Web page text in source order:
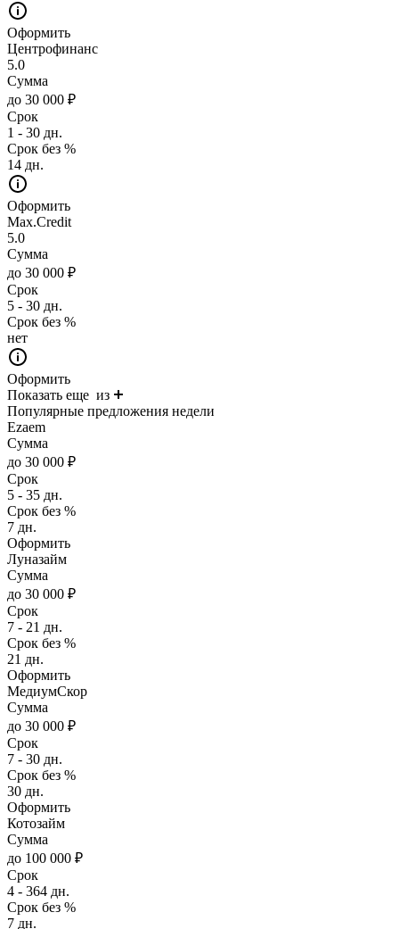
Оформить
Центрофинанс
5.0
Сумма
до 30 000 ₽
Срок
1 - 30 дн.
Срок без %
14 дн.
Оформить
Max.Credit
5.0
Сумма
до 30 000 ₽
Срок
5 - 30 дн.
Срок без %
нет
Оформить
Показать еще из
Популярные предложения недели
Ezaem
Сумма
до 30 000 ₽
Срок
5 - 35 дн.
Срок без %
7 дн.
Оформить
Луназайм
Сумма
до 30 000 ₽
Срок
7 - 21 дн.
Срок без %
21 дн.
Оформить
МедиумСкор
Сумма
до 30 000 ₽
Срок
7 - 30 дн.
Срок без %
30 дн.
Оформить
Котозайм
Сумма
до 100 000 ₽
Срок
4 - 364 дн.
Срок без %
7 дн.